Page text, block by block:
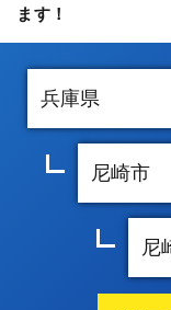
ます！